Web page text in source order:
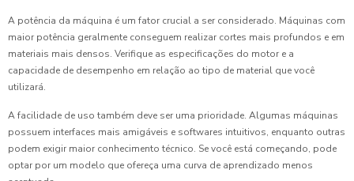
A potência da máquina é um fator crucial a ser considerado. Máquinas com
maior potência geralmente conseguem realizar cortes mais profundos e em
materiais mais densos. Verifique as especificações do motor e a
capacidade de desempenho em relação ao tipo de material que você
utilizará.
A facilidade de uso também deve ser uma prioridade. Algumas máquinas
possuem interfaces mais amigáveis e softwares intuitivos, enquanto outras
podem exigir maior conhecimento técnico. Se você está começando, pode
optar por um modelo que ofereça uma curva de aprendizado menos